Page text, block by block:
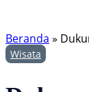
Beranda »
Wisata